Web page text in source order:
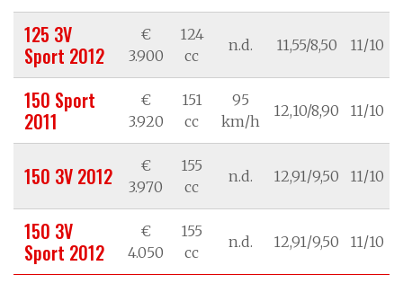
125 3V
Sport 2012
€
3.900
124
cc
n.d. 11,55/8,50 11/10
150 Sport
2011
€
3.920
151
cc
95
km/h
12,10/8,90 11/10
150 3V 2012
€
3.970
155
cc
n.d. 12,91/9,50 11/10
150 3V
Sport 2012
€
4.050
155
cc
n.d. 12,91/9,50 11/10